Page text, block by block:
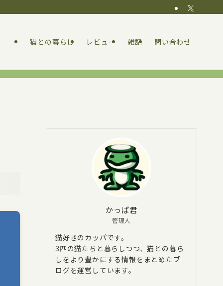
猫との暮らし レビュー 雑記 問い合わせ
かっぱ君
管理人
猫好きのカッパです。
3匹の猫たちと暮らしつつ、猫との暮ら
しをより豊かにする情報をまとめたブ
ログを運営しています。